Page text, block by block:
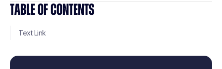
TABLE OF CONTENTS
Text Link